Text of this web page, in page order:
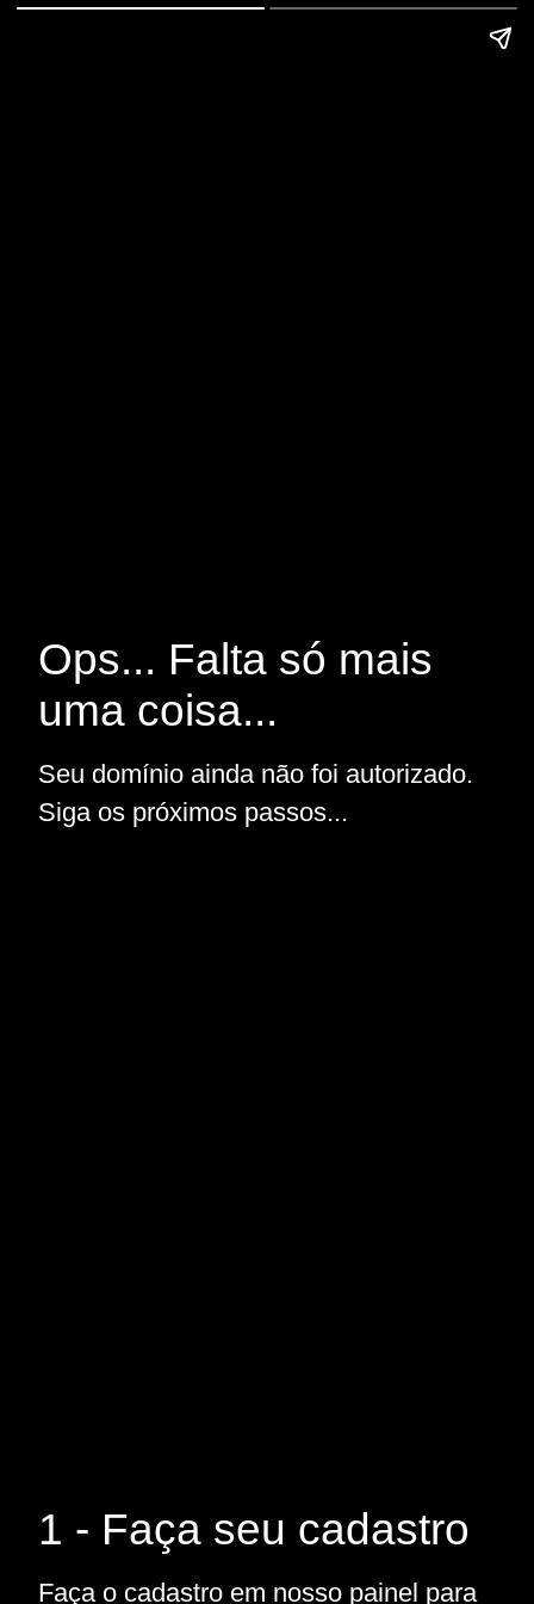
Ops... Falta só mais
uma coisa...
Seu domínio ainda não foi autorizado.
Siga os próximos passos...
1 - Faça seu cadastro
Faça o cadastro em nosso painel para